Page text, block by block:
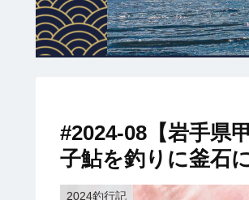
#2024-08【岩手県
子鮎を釣りに釜石
2024釣行記